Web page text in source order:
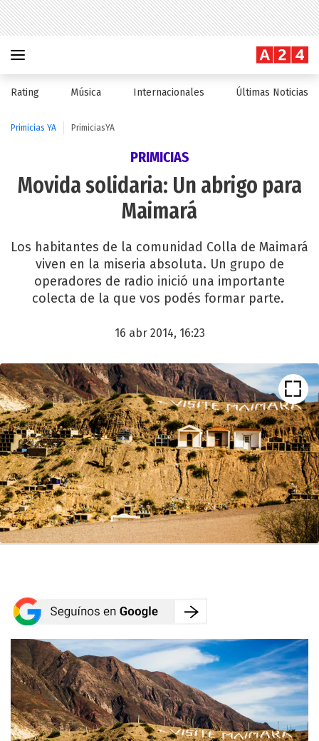
Rating Música Internacionales Últimas Noticias
Primicias YA PrimiciasYA
PRIMICIAS
Movida solidaria: Un abrigo para
Maimará
Los habitantes de la comunidad Colla de Maimará
viven en la miseria absoluta. Un grupo de
operadores de radio inició una importante
colecta de la que vos podés formar parte.
16 abr 2014, 16:23